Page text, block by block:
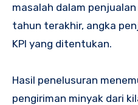
masalah dalam
tahun terakhir, angka
KPI yang ditentukan.
Hasil penelusuran
pengiriman minyak dari